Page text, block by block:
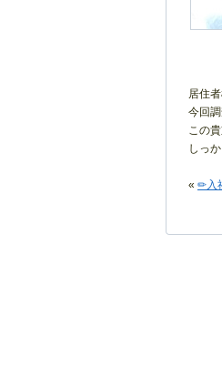
居住
今回
この
しっ
« ✏入